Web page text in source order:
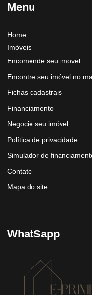
Menu
Home
Imóveis
Encomende seu imóvel
Encontre seu imóvel no
Fichas cadastrais
Financiamento
Negocie seu imóvel
Política de privacidade
Simulador de
Contato
Mapa do site
WhatSapp